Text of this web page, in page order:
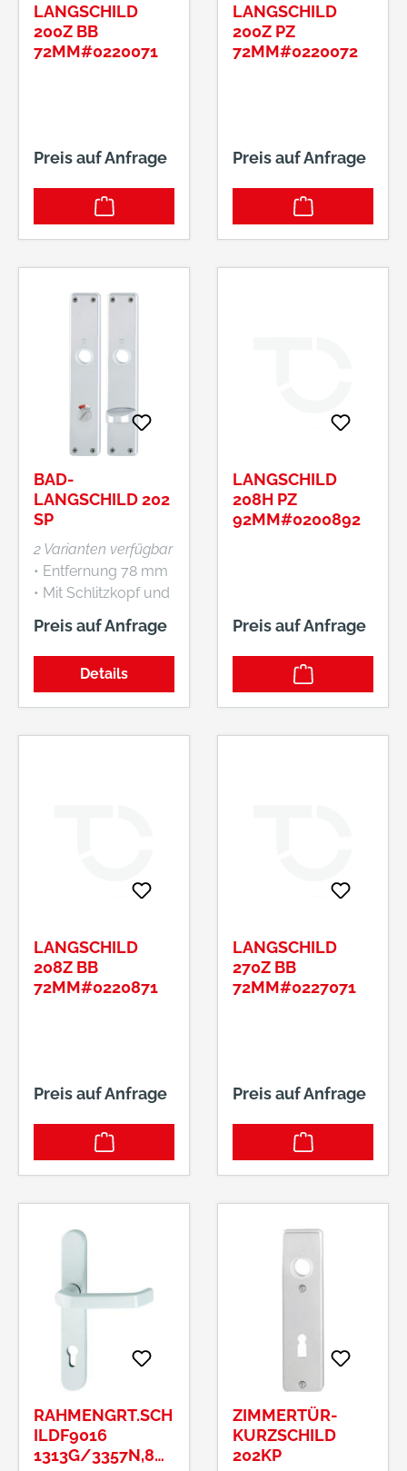
LANGSCHILD
200Z BB
72MM#0220071
Preis auf Anfrage
LANGSCHILD
200Z PZ
72MM#0220072
Preis auf Anfrage
BAD-
LANGSCHILD 202
SP
2 Varianten verfügbar
• Entfernung 78 mm
• Mit Schlitzkopf und
Riegelolive • Schilder
sichtbar verschraubt
Preis auf Anfrage
Details
LANGSCHILD
208H PZ
92MM#0200892
Preis auf Anfrage
LANGSCHILD
208Z BB
72MM#0220871
Preis auf Anfrage
LANGSCHILD
270Z BB
72MM#0227071
Preis auf Anfrage
RAHMENGRT.SCH
ILDF9016
1313G/3357N,8/
ZIMMERTÜR-
KURZSCHILD
202KP